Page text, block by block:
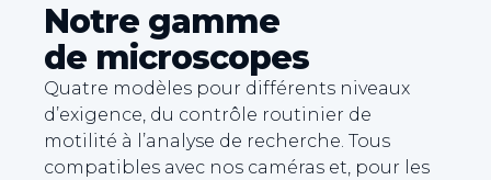
Notre gamme
de microscopes
Quatre modèles pour différents niveaux
d’exigence, du contrôle routinier de
motilité à l’analyse de recherche. Tous
compatibles avec nos caméras et, pour les